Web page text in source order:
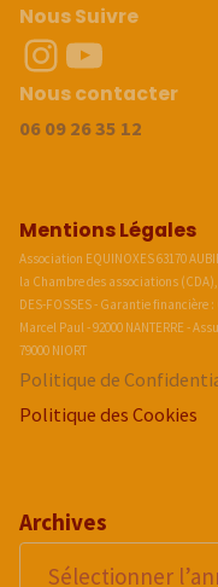
Nous Suivre
Instragram
Youtube
Nous contacter
06 09 26 35 12
Mentions Légales
Association EQUINOXES 63170
la Chambre des associations (CDA),
DES-FOSSES - Garantie financière
Marcel Paul - 92000 NANTERRE -
79000 NIORT
Politique de
Politique des Cookies
Archives